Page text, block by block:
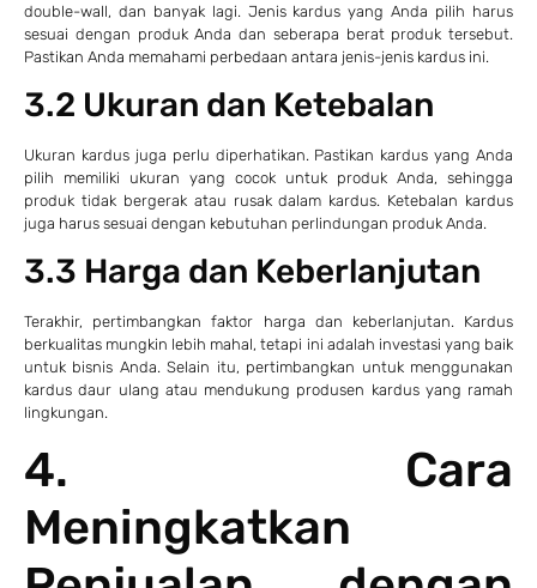
double-wall, dan banyak lagi. Jenis kardus yang Anda pilih harus
sesuai dengan produk Anda dan seberapa berat produk tersebut.
Pastikan Anda memahami perbedaan antara jenis-jenis kardus ini.
3.2 Ukuran dan Ketebalan
Ukuran kardus juga perlu diperhatikan. Pastikan kardus yang Anda
pilih memiliki ukuran yang cocok untuk produk Anda, sehingga
produk tidak bergerak atau rusak dalam kardus. Ketebalan kardus
juga harus sesuai dengan kebutuhan perlindungan produk Anda.
3.3 Harga dan Keberlanjutan
Terakhir, pertimbangkan faktor harga dan keberlanjutan. Kardus
berkualitas mungkin lebih mahal, tetapi ini adalah investasi yang baik
untuk bisnis Anda. Selain itu, pertimbangkan untuk menggunakan
kardus daur ulang atau mendukung produsen kardus yang ramah
lingkungan.
4. Cara
Meningkatkan